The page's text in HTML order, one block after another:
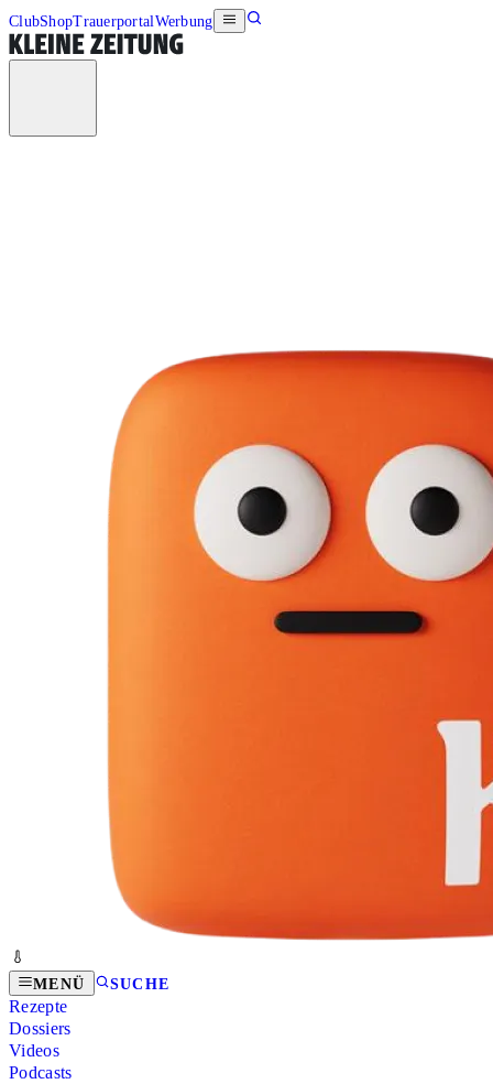
ClubShopTrauerportalWerbung
MENÜ SUCHE
Rezepte
Dossiers
Videos
Podcasts